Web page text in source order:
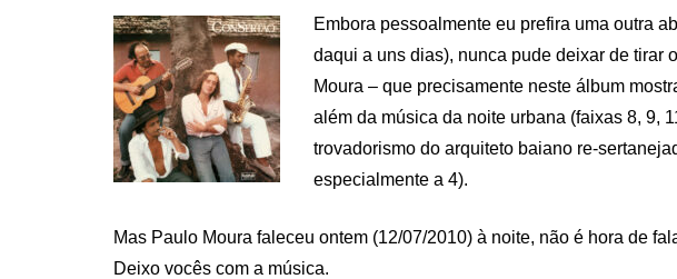
Embora pessoalmente eu prefira uma outra
daqui a uns dias), nunca pude deixar de tirar
Moura – que precisamente neste álbum
além da música da noite urbana (faixas 8, 9,
trovadorismo do arquiteto baiano re-
especialmente a 4).
Mas Paulo Moura faleceu ontem (12/07/2010) à noite, não é hora de
Deixo vocês com a música.